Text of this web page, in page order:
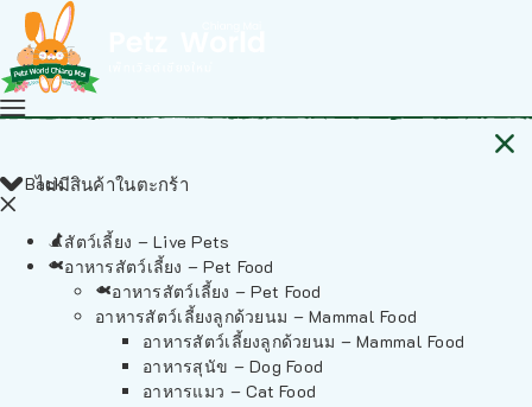
ไม่มีสินค้าในตะกร้า
Back
สัตว์เลี้ยง – Live Pets
อาหารสัตว์เลี้ยง – Pet Food
อาหารสัตว์เลี้ยง – Pet Food
อาหารสัตว์เลี้ยงลูกด้วยนม – Mammal Food
อาหารสัตว์เลี้ยงลูกด้วยนม – Mammal Food
อาหารสุนัข – Dog Food
อาหารแมว – Cat Food